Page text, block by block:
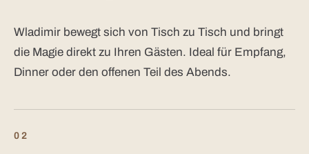
Wladimir bewegt sich von Tisch zu Tisch und bringt
die Magie direkt zu Ihren Gästen. Ideal für Empfang,
Dinner oder den offenen Teil des Abends.
02